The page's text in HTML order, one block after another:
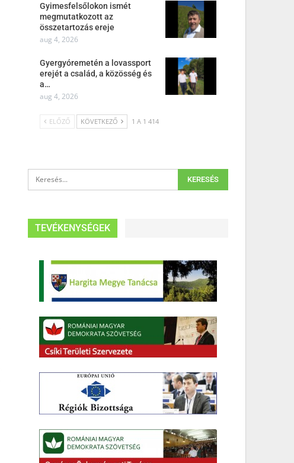
Gyimesfelsőlokon ismét
megmutatkozott az
összetartozás ereje
aug 4, 2026
Gyergyóremetén a lovassport
erejét a család, a közösség és
a…
aug 4, 2026
ELŐZŐ KÖVETKEZŐ 1 A 1 414
TEVÉKENYSÉGEK